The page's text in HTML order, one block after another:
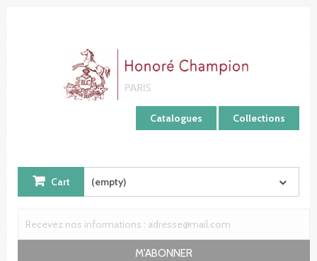
Catalogues Collections
Cart (empty)
M'ABONNER